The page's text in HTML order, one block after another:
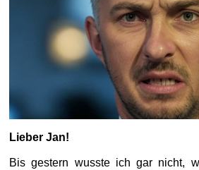
Lieber Jan!
Bis gestern wusste ich gar nicht,